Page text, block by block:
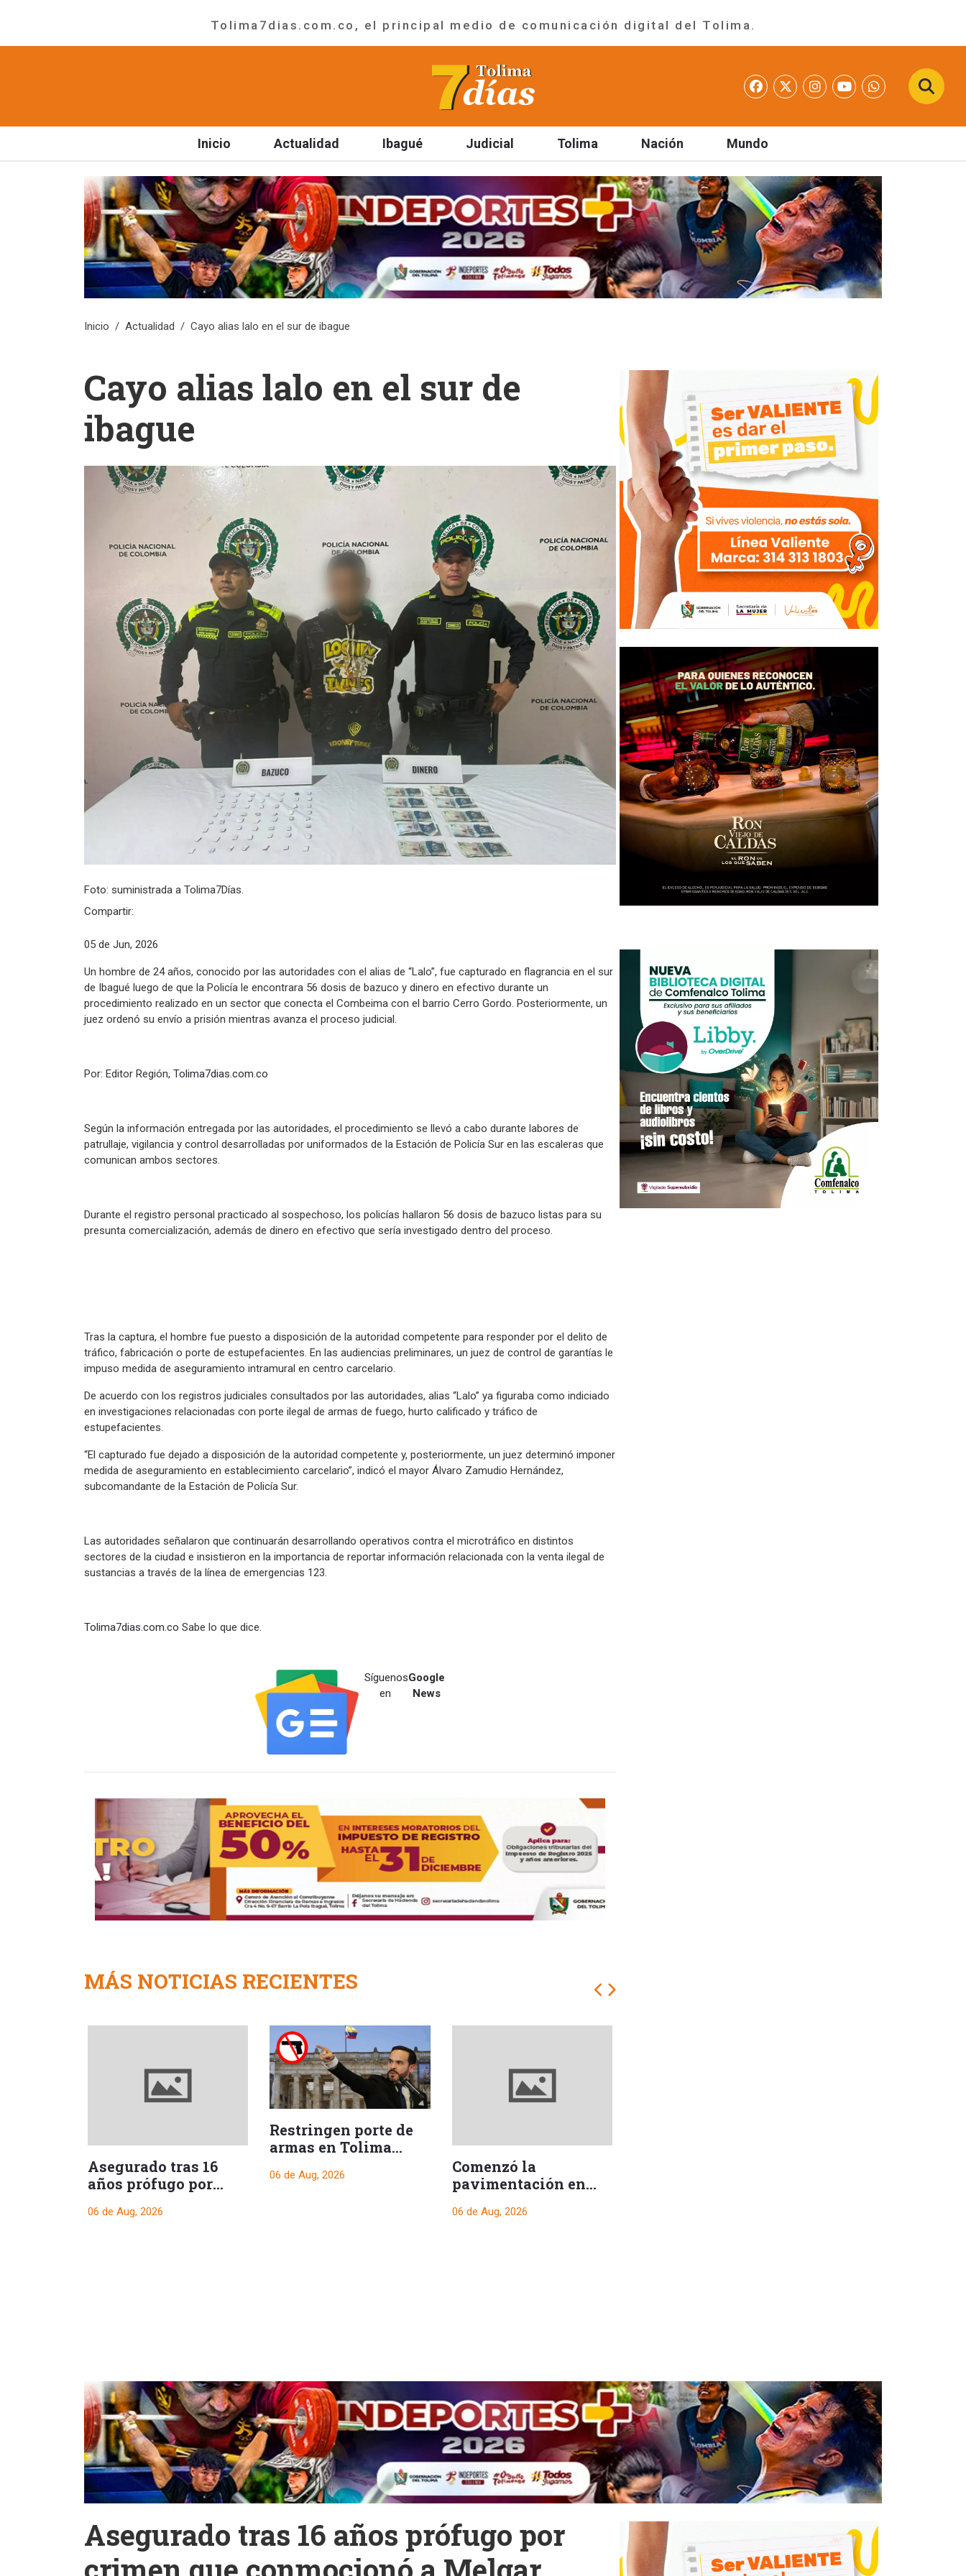
Tolima7dias.com.co, el principal medio de comunicación digital del Tolima.
Inicio Actualidad Ibagué Judicial Tolima Nación Mundo
Inicio Actualidad Cayo alias lalo en el sur de ibague
Cayo alias lalo en el sur de
ibague
Foto: suministrada a Tolima7Días.
Compartir:
05 de Jun, 2026
Un hombre de 24 años, conocido por las autoridades con el alias de “Lalo”, fue capturado en flagrancia en el sur
de Ibagué luego de que la Policía le encontrara 56 dosis de bazuco y dinero en efectivo durante un
procedimiento realizado en un sector que conecta el Combeima con el barrio Cerro Gordo. Posteriormente, un
juez ordenó su envío a prisión mientras avanza el proceso judicial.
Por: Editor Región, Tolima7dias.com.co
Según la información entregada por las autoridades, el procedimiento se llevó a cabo durante labores de
patrullaje, vigilancia y control desarrolladas por uniformados de la Estación de Policía Sur en las escaleras que
comunican ambos sectores.
Durante el registro personal practicado al sospechoso, los policías hallaron 56 dosis de bazuco listas para su
presunta comercialización, además de dinero en efectivo que sería investigado dentro del proceso.
Tras la captura, el hombre fue puesto a disposición de la autoridad competente para responder por el delito de
tráfico, fabricación o porte de estupefacientes. En las audiencias preliminares, un juez de control de garantías le
impuso medida de aseguramiento intramural en centro carcelario.
De acuerdo con los registros judiciales consultados por las autoridades, alias “Lalo” ya figuraba como indiciado
en investigaciones relacionadas con porte ilegal de armas de fuego, hurto calificado y tráfico de
estupefacientes.
“El capturado fue dejado a disposición de la autoridad competente y, posteriormente, un juez determinó imponer
medida de aseguramiento en establecimiento carcelario”, indicó el mayor Álvaro Zamudio Hernández,
subcomandante de la Estación de Policía Sur.
Las autoridades señalaron que continuarán desarrollando operativos contra el microtráfico en distintos
sectores de la ciudad e insistieron en la importancia de reportar información relacionada con la venta ilegal de
sustancias a través de la línea de emergencias 123.
Tolima7dias.com.co Sabe lo que dice.
Síguenos
en
Google
News
MÁS NOTICIAS RECIENTES
Asegurado tras 16
años prófugo por
conmocionó a Melgar
06 de Aug, 2026
Restringen porte de
armas en Tolima
presidencial
06 de Aug, 2026
Comenzó la
pavimentación en
hacia El Salado
06 de Aug, 2026
Asegurado tras 16 años prófugo por